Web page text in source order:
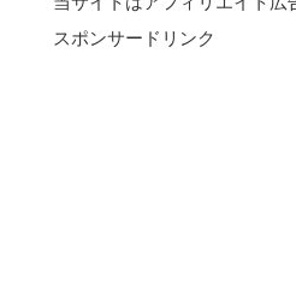
スポンサードリンク